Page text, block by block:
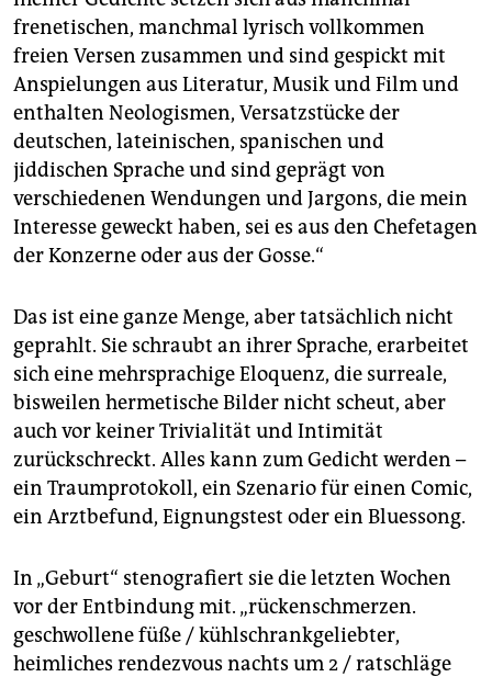
frenetischen, manchmal lyrisch vollkommen
freien Versen zusammen und sind gespickt mit
Anspielungen aus Literatur, Musik und Film und
enthalten Neologismen, Versatzstücke der
deutschen, lateinischen, spanischen und
jiddischen Sprache und sind geprägt von
verschiedenen Wendungen und Jargons, die mein
Interesse geweckt haben, sei es aus den Chefetagen
der Konzerne oder aus der Gosse.“
Das ist eine ganze Menge, aber tatsächlich nicht
geprahlt. Sie schraubt an ihrer Sprache, erarbeitet
sich eine mehrsprachige Eloquenz, die surreale,
bisweilen hermetische Bilder nicht scheut, aber
auch vor keiner Trivialität und Intimität
zurückschreckt. Alles kann zum Gedicht werden –
ein Traumprotokoll, ein Szenario für einen Comic,
ein Arztbefund, Eignungstest oder ein Bluessong.
In „Geburt“ stenografiert sie die letzten Wochen
vor der Entbindung mit. „rückenschmerzen.
geschwollene füße / kühlschrankgeliebter,
heimliches rendezvous nachts um 2 / ratschläge